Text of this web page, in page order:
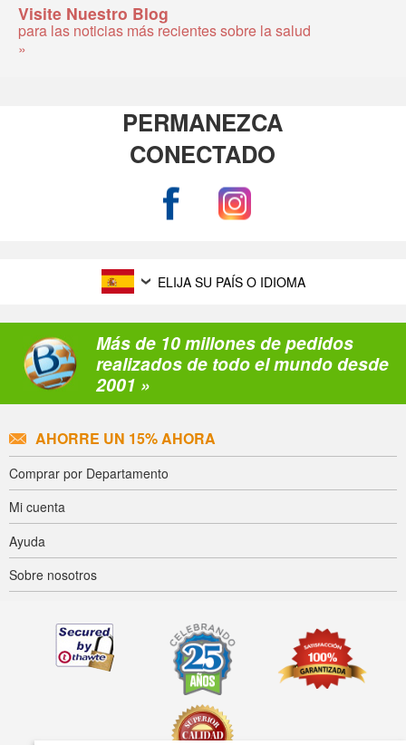
Visite Nuestro Blog
para las noticias más recientes sobre la salud
»
PERMANEZCA
CONECTADO
ELIJA SU PAÍS O IDIOMA
Más de 10 millones de pedidos
realizados de todo el mundo desde
2001 »
AHORRE UN 15% AHORA
Comprar por Departamento
Mi cuenta
Ayuda
Sobre nosotros